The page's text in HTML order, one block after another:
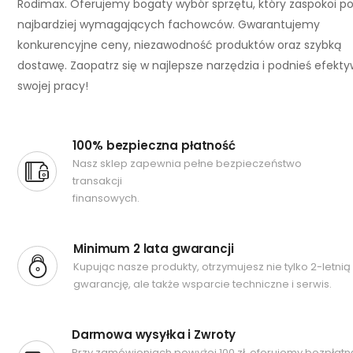
Rodimax. Oferujemy bogaty wybór sprzętu, który zaspokoi
najbardziej wymagających fachowców. Gwarantujemy
konkurencyjne ceny, niezawodność produktów oraz szybką
dostawę. Zaopatrz się w najlepsze narzędzia i podnieś
swojej pracy!
100% bezpieczna płatność
Nasz sklep zapewnia pełne bezpieczeństwo
transakcji
finansowych.
Minimum 2 lata gwarancji
Kupując nasze produkty, otrzymujesz nie tylko 2-letnią
gwarancję, ale także wsparcie techniczne i serwis.
Darmowa wysyłka i Zwroty